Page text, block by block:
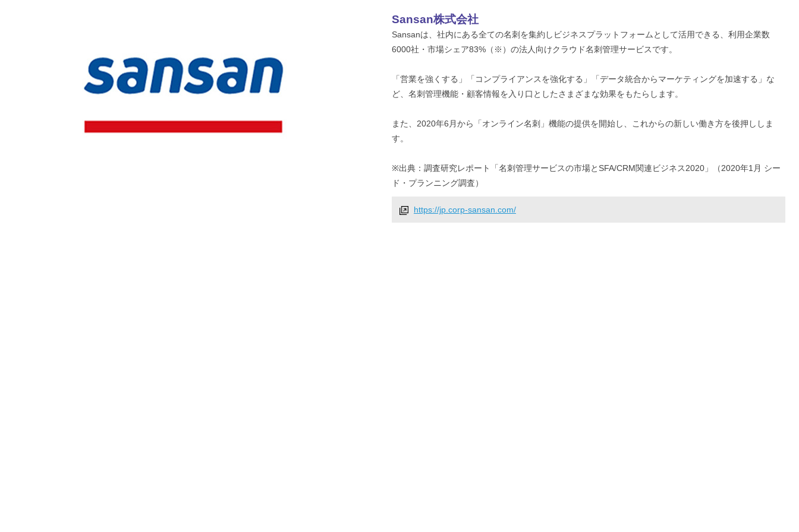
Sansan株式会社
Sansanは、社内にある全ての名刺を集約しビジネスプラットフォームとして活用できる、利用企業数
6000社・市場シェア83%（※）の法人向けクラウド名刺管理サービスです。
「営業を強くする」「コンプライアンスを強化する」「データ統合からマーケティングを加速する」な
ど、名刺管理機能・顧客情報を入り口としたさまざまな効果をもたらします。
また、2020年6月から「オンライン名刺」機能の提供を開始し、これからの新しい働き方を後押ししま
す。
※出典：調査研究レポート「名刺管理サービスの市場とSFA/CRM関連ビジネス2020」（2020年1月 シー
ド・プランニング調査）
https://jp.corp-sansan.com/